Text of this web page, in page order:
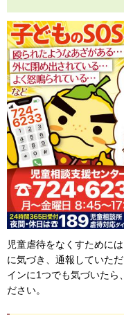
児童虐待をなくすために
に気づき、通報していた
インに1つでも気づいたら
ださい。